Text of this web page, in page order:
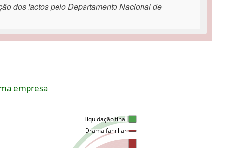
dos factos pelo Departamento Nacional de